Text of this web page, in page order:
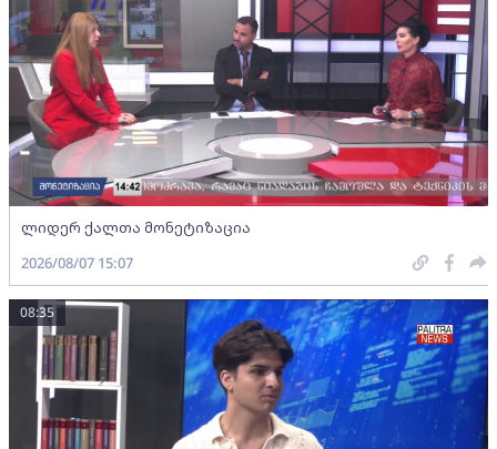
ლიდერ ქალთა მონეტიზაცია
2026/08/07 15:07
08:35